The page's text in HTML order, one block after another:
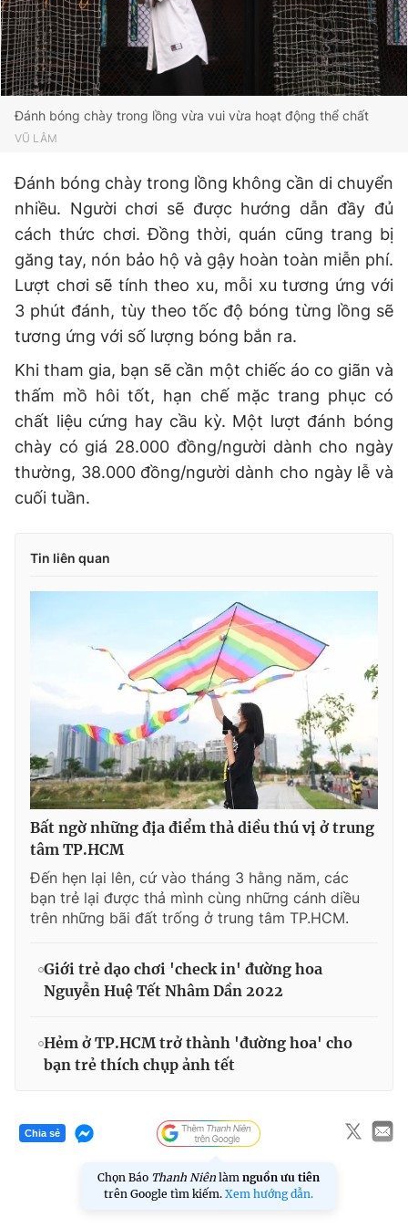
Đánh bóng chày trong lồng vừa vui vừa hoạt động thể chất
VŨ LÂM
Đánh bóng chày trong lồng không cần di chuyển
nhiều. Người chơi sẽ được hướng dẫn đầy đủ
cách thức chơi. Đồng thời, quán cũng trang bị
găng tay, nón bảo hộ và gậy hoàn toàn miễn phí.
Lượt chơi sẽ tính theo xu, mỗi xu tương ứng với
3 phút đánh, tùy theo tốc độ bóng từng lồng sẽ
tương ứng với số lượng bóng bắn ra.
Khi tham gia, bạn sẽ cần một chiếc áo co giãn và
thấm mồ hôi tốt, hạn chế mặc trang phục có
chất liệu cứng hay cầu kỳ. Một lượt đánh bóng
chày có giá 28.000 đồng/người dành cho ngày
thường, 38.000 đồng/người dành cho ngày lễ và
cuối tuần.
Tin liên quan
Bất ngờ những địa điểm thả diều thú vị ở trung
tâm TP.HCM
Đến hẹn lại lên, cứ vào tháng 3 hằng năm, các
bạn trẻ lại được thả mình cùng những cánh diều
trên những bãi đất trống ở trung tâm TP.HCM.
Giới trẻ dạo chơi 'check in' đường hoa
Nguyễn Huệ Tết Nhâm Dần 2022
Hẻm ở TP.HCM trở thành 'đường hoa' cho
bạn trẻ thích chụp ảnh tết
Chia sẻ
Chọn Báo Thanh Niên làm nguồn ưu tiên
trên Google tìm kiếm. Xem hướng dẫn.